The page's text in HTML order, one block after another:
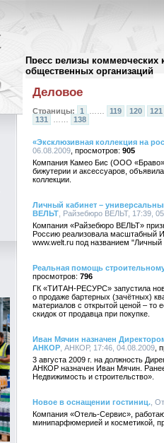
Пресс релизы коммерческих
общественных организаций
Архив пресс-релизов//
Деловое
Страницы: 1 119 120
121
131
138
«Эксклюзивная коллекция на
06.08.2009
905
Компания Камео Бис (ООО
бижутерии и аксессуаров,
коллекции.
Личный кабинет –
ВЕЛЬТ , Райзебюро ВЕЛЬТ, 17:39,
Компания «Райзебюро ВЕЛЬТ»
Россию реализовала масштабный
www.welt.ru под названием "Личный
Реальная помощь
796
ГК «ТИТАН-РЕСУРС» запустила
о продаже бартерных (зачётных)
материалов с открытой ценой – то
скидок от продавца при покупке.
Иван Мячин назначен
АНКОР , АНКОР, 17:46, 04.08.2009
3 августа 2009 г. на должность
АНКОР назначен Иван Мячин.
Недвижимость и строительство».
Новое в оснащении гостиниц. ,
Компания «Отель-Сервис»,
минипарфюмерией и косметикой,